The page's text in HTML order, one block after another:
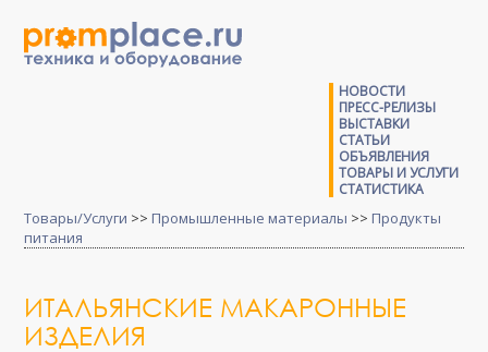
НОВОСТИ
ПРЕСС-РЕЛИЗЫ
ВЫСТАВКИ
СТАТЬИ
ОБЪЯВЛЕНИЯ
ТОВАРЫ И УСЛУГИ
СТАТИСТИКА
Товары/Услуги >> Промышленные материалы >> Продукты
питания
ИТАЛЬЯНСКИЕ МАКАРОННЫЕ
ИЗДЕЛИЯ